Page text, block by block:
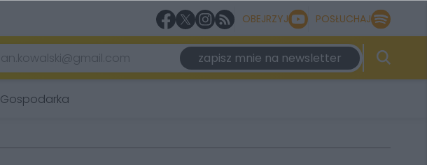
OBEJRZYJ POSŁUCHAJ
zapisz mnie na newsletter
Gospodarka